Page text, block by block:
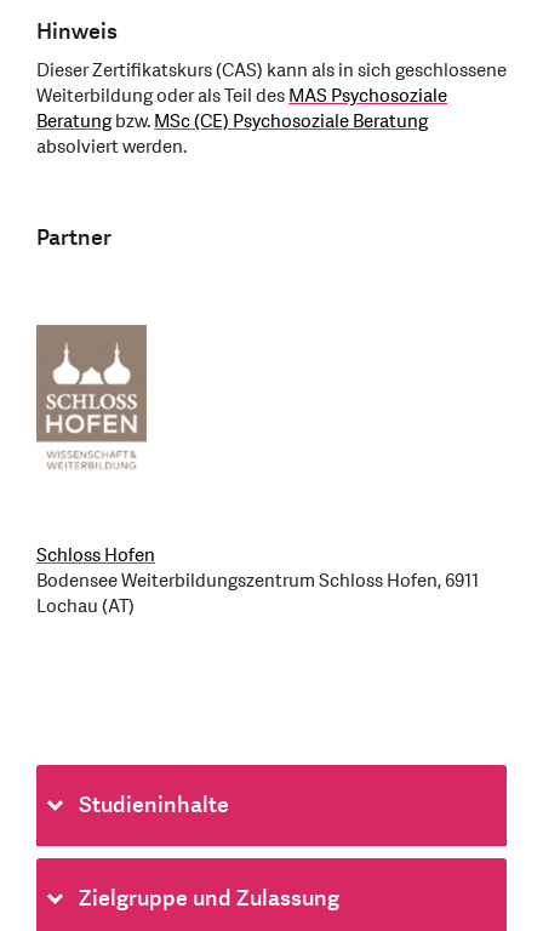
Hinweis
Dieser Zertifikatskurs (CAS) kann als in sich geschlossene
Weiterbildung oder als Teil desMAS Psychosoziale
Beratungbzw.MSc (CE) Psychosoziale Beratung
absolviert werden.
Partner
Schloss Hofen
Bodensee Weiterbildungszentrum Schloss Hofen, 6911
Lochau (AT)
Studieninhalte
Zielgruppe und Zulassung